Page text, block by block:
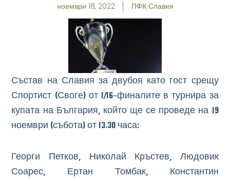
ноември 18, 2022 ПФК Славия
Състав на Славия за двубоя като гост срещу
Спортист (Своге) от 1/16-финалите в турнира за
купата на България, който ще се проведе на 19
ноември (събота) от 13.30 часа:
Георги Петков, Николай Кръстев, Людовик
Соарес, Ертан Томбак, Константин